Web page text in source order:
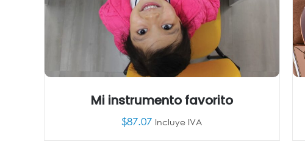
Mi instrumento favorito
$87.07 Incluye IVA